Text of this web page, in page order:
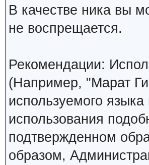
В качестве ника вы
не воспрещается.
Рекомендации:
(Например, "Марат
используемого
использования
подтвержденном
образом,